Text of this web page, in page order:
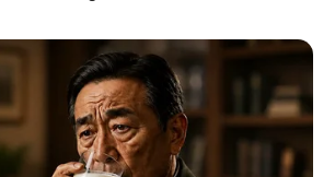
ดวงรายวัน 13 กันยายน 2565
13 ก.ย. 2022